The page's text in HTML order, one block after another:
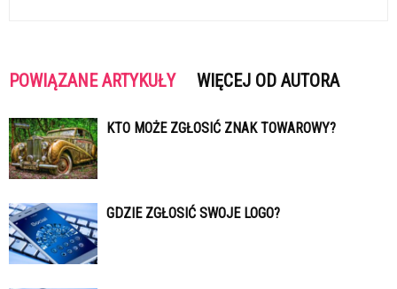
POWIĄZANE ARTYKUŁY WIĘCEJ OD AUTORA
KTO MOŻE ZGŁOSIĆ ZNAK TOWAROWY?
GDZIE ZGŁOSIĆ SWOJE LOGO?